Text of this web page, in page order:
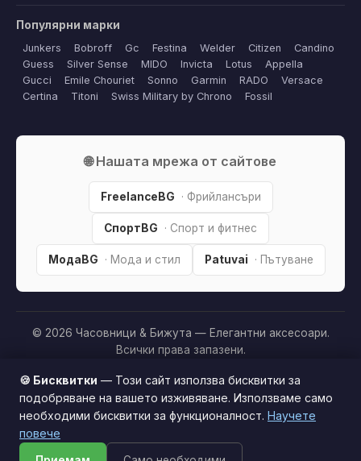
Популярни марки
Junkers Bobroff Gc Festina Welder Citizen
Candino
Guess
Silver Sense MIDO Invicta Lotus
Appella
Gucci
Emile Chouriet Sonno Garmin RADO
Versace
Certina
Titoni Swiss Military by Chrono Fossil
🌐 Нашата мрежа от сайтове
FreelanceBG · Фрийлансъри
СпортBG · Спорт и фитнес
МодаBG · Мода и стил Patuvai · Пътуване
© 2026 Часовници & Бижута — Елегантни аксесоари.
Всички права запазени.
Партньорско разкриване:
Този сайт е независим и
съдържа партньорски (affiliate) линкове. Когато купите
продукт през тях, може да получим малка комисиона от
това да оскъпява покупката за вас. Това
ни помага да поддържаме сайта безплатен.
Този сайт използва бисквитки за по-добро
🍪 Бисквитки — Този сайт използва бисквитки за
подобряване на вашето изживяване. Използваме само
необходими бисквитки за функционалност. Научете
повече